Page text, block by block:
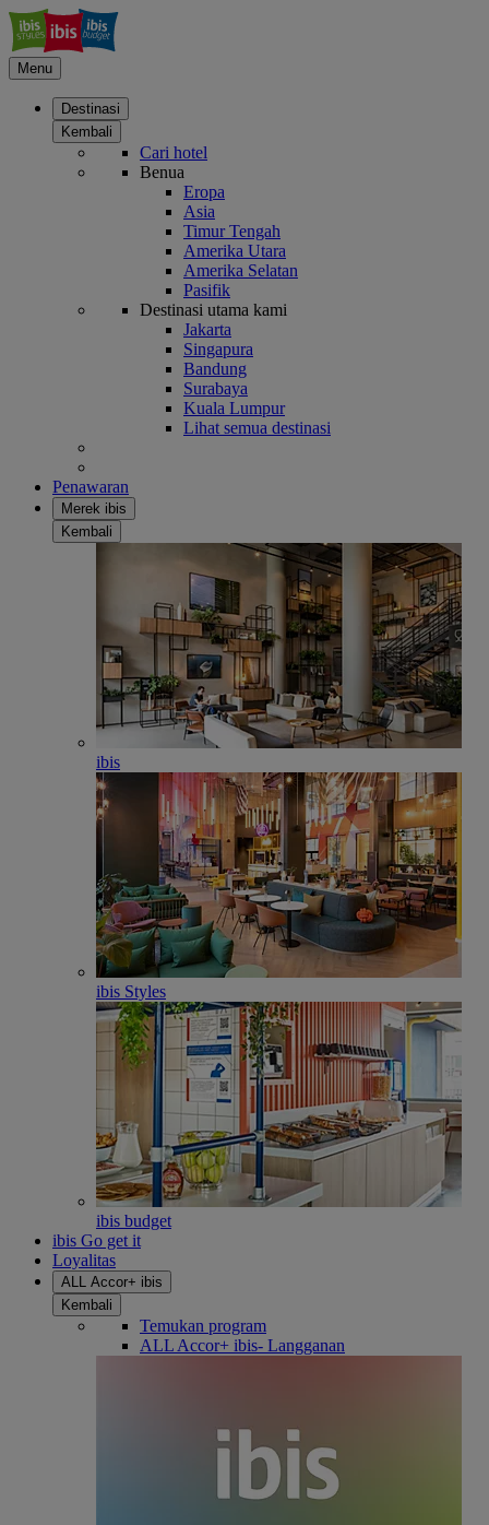
Menu
Destinasi
Kembali
Cari hotel
Benua
Eropa
Asia
Timur Tengah
Amerika Utara
Amerika Selatan
Pasifik
Destinasi utama kami
Jakarta
Singapura
Bandung
Surabaya
Kuala Lumpur
Lihat semua destinasi
Penawaran
Merek ibis
Kembali
ibis
ibis Styles
ibis budget
ibis Go get it
Loyalitas
ALL Accor+ ibis
Kembali
Temukan program
ALL Accor+ ibis- Langganan